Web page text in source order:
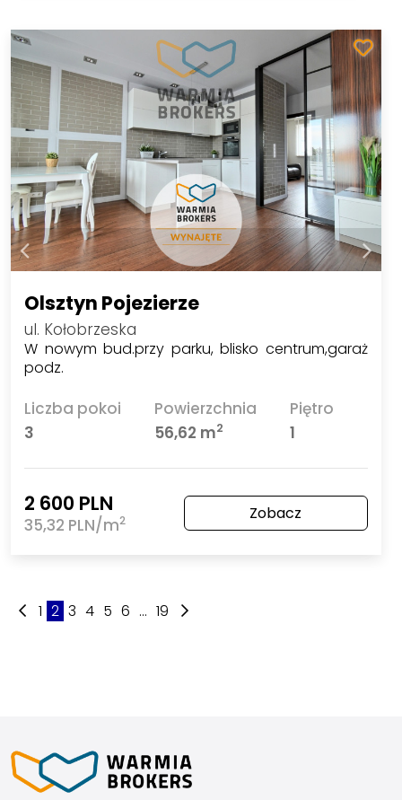
Olsztyn Pojezierze
ul. Kołobrzeska
W nowym bud.przy parku, blisko centrum,garaż
podz.
Liczba pokoi
3
Powierzchnia
56,62 m2
Piętro
1
2 600 PLN
35,32 PLN/m2 Zobacz
1 2 3 4 5 6 ... 19